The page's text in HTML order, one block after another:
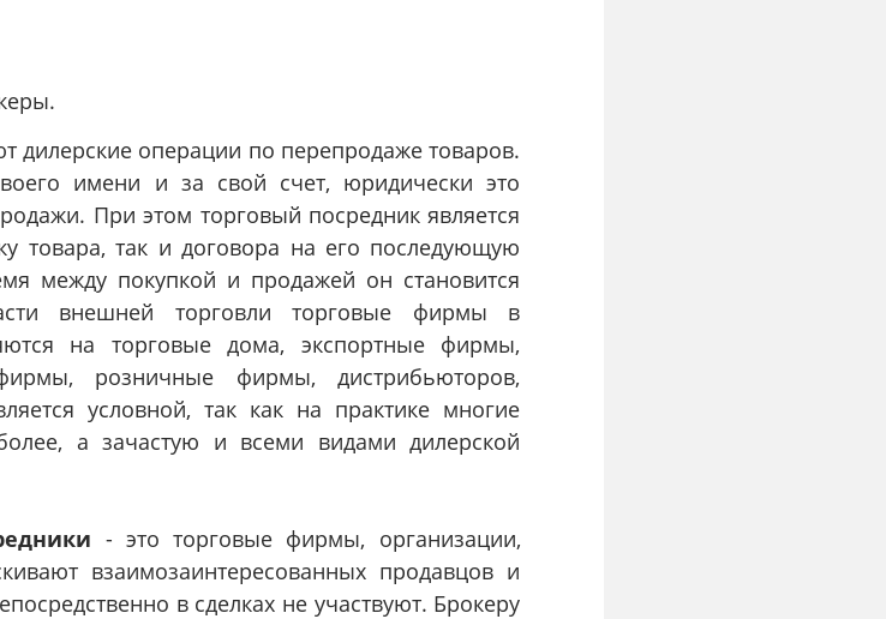
дилерские операции по перепродаже товаров.
имени и за свой счет, юридически это
При этом торговый посредник является
товара, так и договора на его последующую
между покупкой и продажей он становится
внешней торговли торговые фирмы в
на торговые дома, экспортные фирмы,
розничные фирмы, дистрибьюторов,
условной, так как на практике многие
а зачастую и всеми видами дилерской
- это торговые фирмы, организации,
взаимозаинтересованных продавцов и
в сделках не участвуют. Брокеру